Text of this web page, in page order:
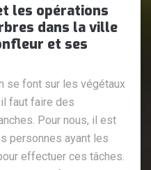
les opérations
dans la ville
et ses
se font sur les végétaux
faut faire des
Pour nous, il est
personnes ayant les
effectuer ces tâches.